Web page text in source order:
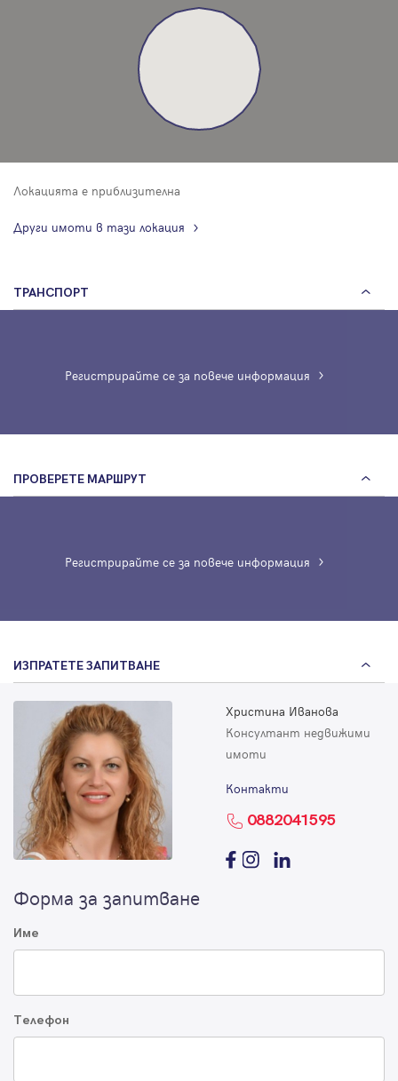
Локацията е приблизителна
Други имоти в тази локация
ТРАНСПОРТ
Регистрирайте се за повече информация
ПРОВЕРЕТЕ МАРШРУТ
Регистрирайте се за повече информация
ИЗПРАТЕТЕ ЗАПИТВАНЕ
Христина Иванова
Консултант недвижими
имоти
Контакти
0882041595
Форма за запитване
Име
Телефон